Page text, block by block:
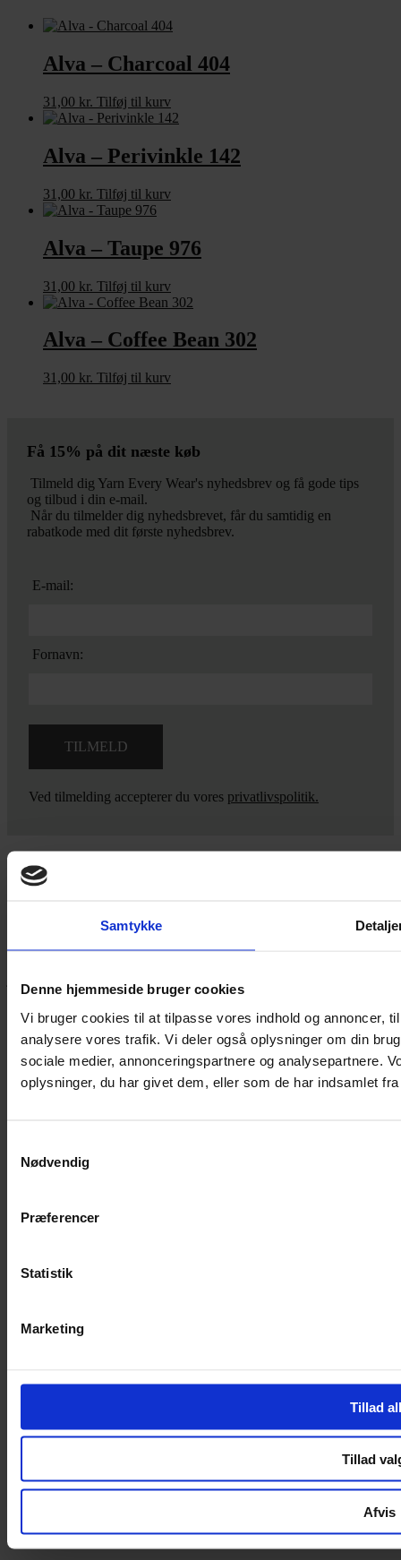
Samtykke
Denne hjemmeside bruger cookies
Vi bruger cookies til at tilpasse vores indhold og annoncer,
analysere vores trafik. Vi deler også oplysninger om din
sociale medier, annonceringspartnere og analysepartnere.
oplysninger, du har givet dem, eller som de har indsamlet
Nødvendig
Præferencer
Statistik
Marketing
Tillad
Tillad
Afvis
Alva – Charcoal 404
31,00 kr. Tilføj til kurv
Alva – Perivinkle 142
31,00 kr. Tilføj til kurv
Alva – Taupe 976
31,00 kr. Tilføj til kurv
Alva – Coffee Bean 302
31,00 kr. Tilføj til kurv
Få 15% på dit næste køb
Tilmeld dig Yarn Every Wear's nyhedsbrev og få gode tips
og tilbud i din e-mail.
Når du tilmelder dig nyhedsbrevet, får du samtidig en
rabatkode med dit første nyhedsbrev.
E-mail:
Fornavn:
Ved tilmelding accepterer du vores privatlivspolitik.
Yarn Every Wear
Hvis du bøvler med noget eller ønsker ny inspiration, så skriv til
Vestergade 12 6270, Tønder
60 51 96 50
post@yarneverywear.dk
CVR 43041649
Facebook-f Instagram
Handelsbetingelser
Handelsbetingelser
Om Yarn Every Wear
Mandag – Fredag 10:00 – 17:30
Copyright © 2022.